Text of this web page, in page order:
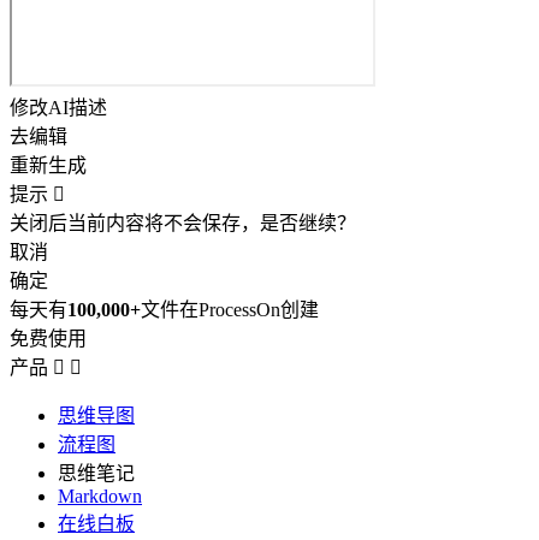
修改AI描述
去编辑
重新生成
提示 
关闭后当前内容将不会保存，是否继续？
取消
确定
每天有100,000+文件在ProcessOn创建
免费使用
产品  
思维导图
流程图
思维笔记
Markdown
在线白板